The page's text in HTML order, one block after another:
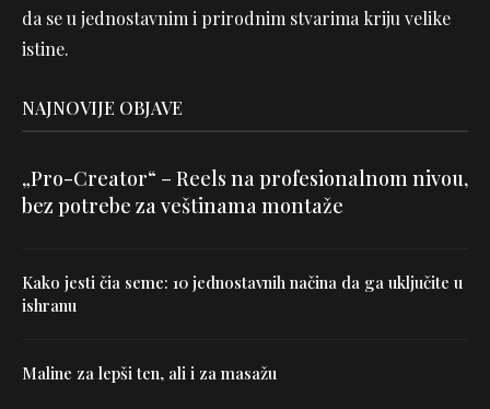
da se u jednostavnim i prirodnim stvarima kriju velike
istine.
NAJNOVIJE OBJAVE
„Pro-Creator“ – Reels na profesionalnom nivou,
bez potrebe za veštinama montaže
Kako jesti čia seme: 10 jednostavnih načina da ga uključite u
ishranu
Maline za lepši ten, ali i za masažu